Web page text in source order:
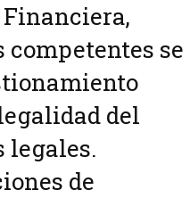
se
del
legales.
de